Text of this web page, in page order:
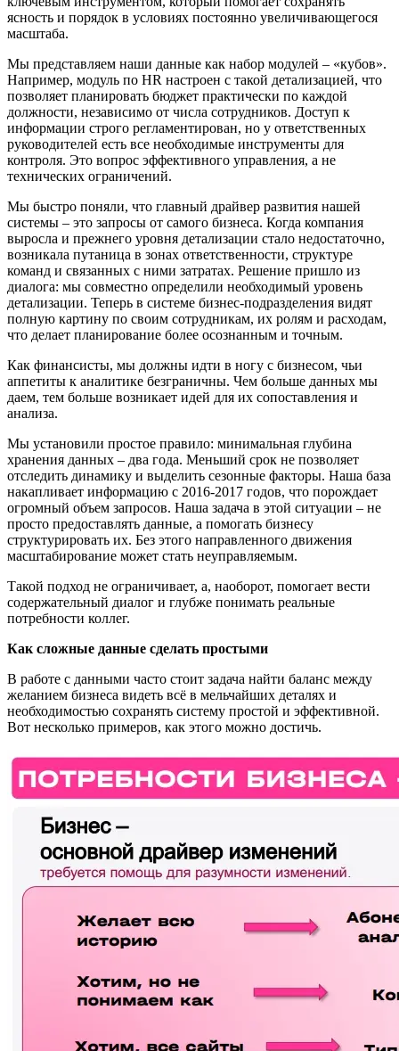
ясность и порядок в условиях постоянно увеличивающегося
масштаба.
Мы представляем наши данные как набор модулей – «кубов».
Например, модуль по HR настроен с такой детализацией, что
позволяет планировать бюджет практически по каждой
должности, независимо от числа сотрудников. Доступ к
информации строго регламентирован, но у ответственных
руководителей есть все необходимые инструменты для
контроля. Это вопрос эффективного управления, а не
технических ограничений.
Мы быстро поняли, что главный драйвер развития нашей
системы – это запросы от самого бизнеса. Когда компания
выросла и прежнего уровня детализации стало недостаточно,
возникала путаница в зонах ответственности, структуре
команд и связанных с ними затратах. Решение пришло из
диалога: мы совместно определили необходимый уровень
детализации. Теперь в системе бизнес-подразделения видят
полную картину по своим сотрудникам, их ролям и расходам,
что делает планирование более осознанным и точным.
Как финансисты, мы должны идти в ногу с бизнесом, чьи
аппетиты к аналитике безграничны. Чем больше данных мы
даем, тем больше возникает идей для их сопоставления и
анализа.
Мы установили простое правило: минимальная глубина
хранения данных – два года. Меньший срок не позволяет
отследить динамику и выделить сезонные факторы. Наша база
накапливает информацию с 2016-2017 годов, что порождает
огромный объем запросов. Наша задача в этой ситуации – не
просто предоставлять данные, а помогать бизнесу
структурировать их. Без этого направленного движения
масштабирование может стать неуправляемым.
Такой подход не ограничивает, а, наоборот, помогает вести
содержательный диалог и глубже понимать реальные
потребности коллег.
Как сложные данные сделать простыми
В работе с данными часто стоит задача найти баланс между
желанием бизнеса видеть всё в мельчайших деталях и
необходимостью сохранять систему простой и эффективной.
Вот несколько примеров, как этого можно достичь.